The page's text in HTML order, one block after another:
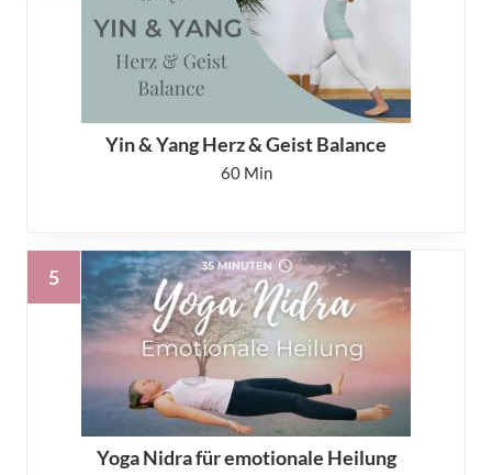
Yin & Yang Herz & Geist Balance
60
Yoga Nidra für emotionale Heilung